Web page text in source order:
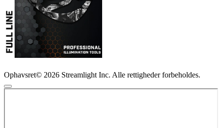
Ophavsret© 2026 Streamlight Inc. Alle rettigheder forbeholdes.